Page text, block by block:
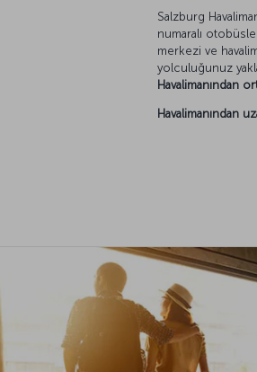
Salzburg
numaralı
merkezi ve
yolculuğunuz
Havalimanından
Havalimanından